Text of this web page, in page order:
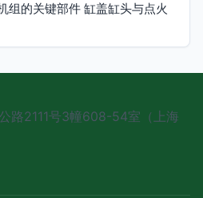
组的关键部件 缸盖缸头与点火
路2111号3幢608-54室（上海